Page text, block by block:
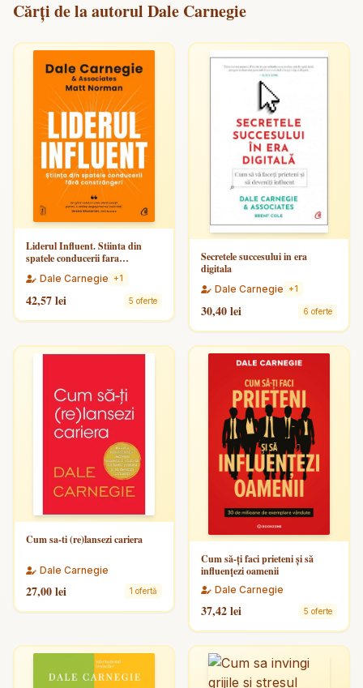
Cărți de la autorul Dale Carnegie
Liderul Influent. Stiinta din
spatele conducerii fara
Dale Carnegie +1
42,57 lei 5 oferte
Secretele succesului in era
digitala
Dale Carnegie +1
30,40 lei 6 oferte
Cum sa-ti (re)lansezi cariera
Dale Carnegie
27,00 lei 1 ofertă
Cum să-ți faci prieteni și să
influențezi oamenii
Dale Carnegie
37,42 lei 5 oferte